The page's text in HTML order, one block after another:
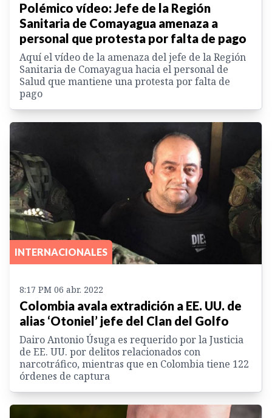
Polémico vídeo: Jefe de la Región
Sanitaria de Comayagua amenaza a
personal que protesta por falta de pago
Aquí el vídeo de la amenaza del jefe de la Región
Sanitaria de Comayagua hacia el personal de
Salud que mantiene una protesta por falta de
pago
INTERNACIONALES
8:17 PM 06 abr. 2022
Colombia avala extradición a EE. UU. de
alias ‘Otoniel’ jefe del Clan del Golfo
Dairo Antonio Úsuga es requerido por la Justicia
de EE. UU. por delitos relacionados con
narcotráfico, mientras que en Colombia tiene 122
órdenes de captura